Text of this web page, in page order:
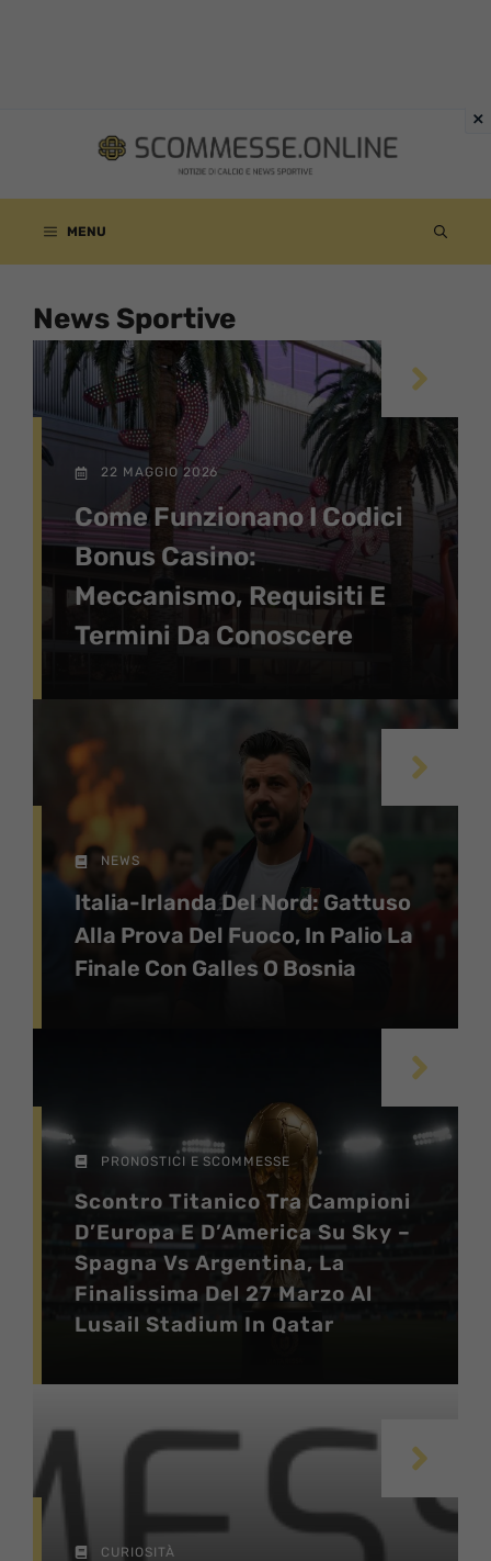
contenuto
MENU
News Sportive
22 MAGGIO 2026
Come Funzionano I Codici
Bonus Casino:
Meccanismo, Requisiti E
Termini Da Conoscere
NEWS
Italia-Irlanda Del Nord: Gattuso
Alla Prova Del Fuoco, In Palio La
Finale Con Galles O Bosnia
PRONOSTICI E SCOMMESSE
Scontro Titanico Tra Campioni
D’Europa E D’America Su Sky –
Spagna Vs Argentina, La
Finalissima Del 27 Marzo Al
Lusail Stadium In Qatar
CURIOSITÀ